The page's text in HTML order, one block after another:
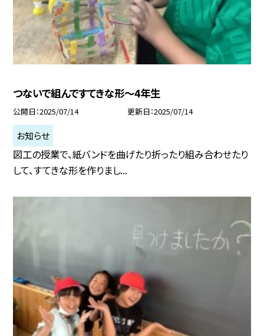
つないで組んですてきな形～4年生
公開日 2025/07/14 更新日 2025/07/14
お知らせ
図工の授業で、紙バンドを曲げたり折ったり組み合わせたり
して、すてきな形を作りまし...